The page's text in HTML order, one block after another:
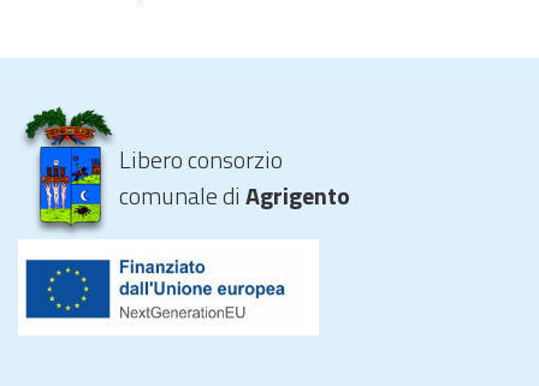
Libero consorzio
comunale diAgrigento